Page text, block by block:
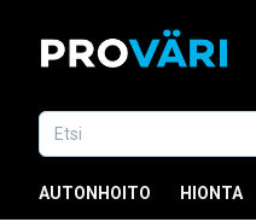
AUTONHOITO HIONTA